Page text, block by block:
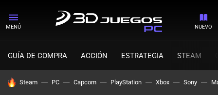
MENÚ NUEVO
GUÍA DE COMPRA ACCIÓN ESTRATEGIA STEAM
HOY SE HABLA DE
Steam PC Capcom PlayStation Xbox Sony